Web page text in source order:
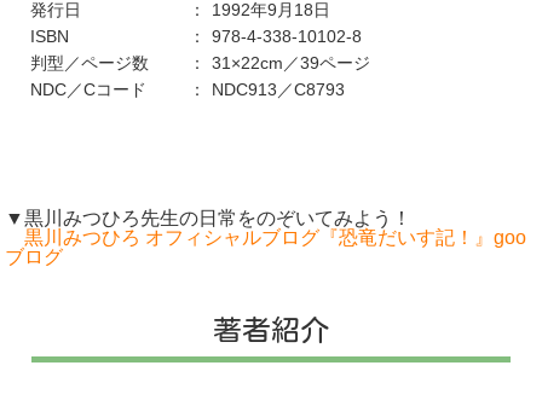
発行日
1992年9月18日
ISBN
978-4-338-10102-8
判型／ページ数
31×22cm／39ページ
NDC／Cコード
NDC913／C8793
▼黒川みつひろ先生の日常をのぞいてみよう！
黒川みつひろ オフィシャルブログ『恐竜だいす記！』goo
ブログ
著者紹介